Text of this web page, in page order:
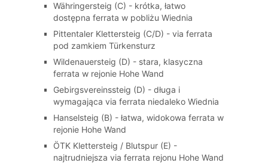
Währingersteig (C) - krótka, łatwo
dostępna ferrata w pobliżu Wiednia
Pittentaler Klettersteig (C/D) - via ferrata
pod zamkiem Türkensturz
Wildenauersteig (D) - stara, klasyczna
ferrata w rejonie Hohe Wand
Gebirgsvereinssteig (D) - długa i
wymagająca via ferrata niedaleko Wiednia
Hanselsteig (B) - łatwa, widokowa ferrata w
rejonie Hohe Wand
ÖTK Klettersteig / Blutspur (E) -
najtrudniejsza via ferrata rejonu Hohe Wand